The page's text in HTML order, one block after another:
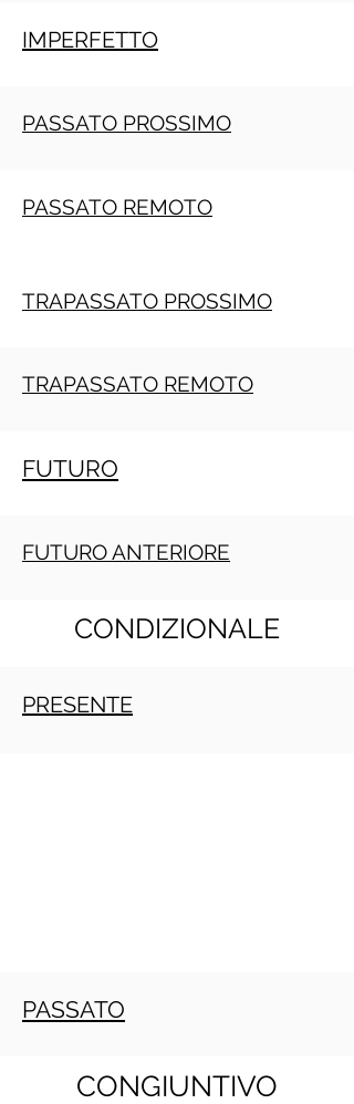
IMPERFETTO
PASSATO PROSSIMO
PASSATO REMOTO
TRAPASSATO PROSSIMO
TRAPASSATO REMOTO
FUTURO
FUTURO ANTERIORE
CONDIZIONALE
PRESENTE
PASSATO
CONGIUNTIVO